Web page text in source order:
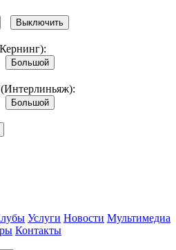
Выключить
Большой
Большой
Услуги Новости Мультимедиа
Контакты